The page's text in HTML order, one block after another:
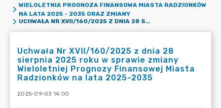
WIELOLETNIA PROGNOZA FINANSOWA MIASTA RADZIONKÓW
NA LATA 2025 - 2035 ORAZ ZMIANY
UCHWAŁA NR XVII/160/2025 Z DNIA 28 SIERPNIA 2025 ROKU W SPRAWIE ZMIANY WIELOLETNIEJ PROGNOZY FINANSOWEJ MIASTA RADZIONKÓW NA LATA 2025-2035
Uchwała Nr XVII/160/2025 z dnia 28
sierpnia 2025 roku w sprawie zmiany
Wieloletniej Prognozy Finansowej Miasta
Radzionków na lata 2025-2035
2025-09-03 14:00